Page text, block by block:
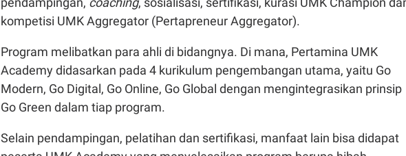
kompetisi UMK Aggregator (Pertapreneur Aggregator).
Program melibatkan para ahli di bidangnya. Di mana, Pertamina UMK
Academy didasarkan pada 4 kurikulum pengembangan utama, yaitu Go
Modern, Go Digital, Go Online, Go Global dengan mengintegrasikan prinsip
Go Green dalam tiap program.
Selain pendampingan, pelatihan dan sertifikasi, manfaat lain bisa didapat